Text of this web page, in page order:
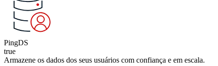
PingDS
true
Armazene os dados dos seus usuários com confiança e em escala.